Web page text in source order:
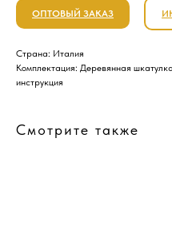
ОПТОВЫЙ ЗАКАЗ
Страна: Италия
Комплектация: Деревянная
инструкция
Смотрите также